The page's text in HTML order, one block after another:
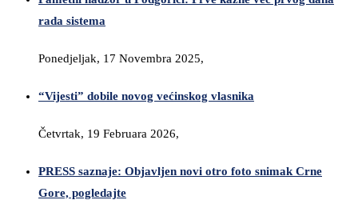
rada sistema
Ponedjeljak, 17 Novembra 2025,
“Vijesti” dobile novog većinskog vlasnika
Četvrtak, 19 Februara 2026,
PRESS saznaje: Objavljen novi otro foto snimak Crne
Gore, pogledajte